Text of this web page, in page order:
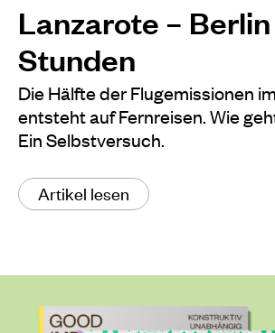
Lanzarote –
Stunden
Die Hälfte der Flugemissionen
entsteht auf Fernreisen. Wie
Ein Selbstversuch.
Artikel lesen